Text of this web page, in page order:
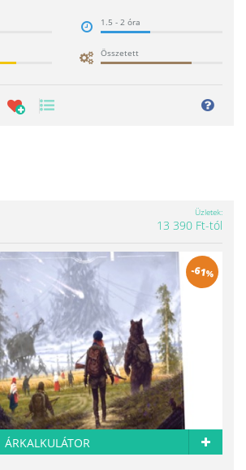
1.5 - 2 óra
Összetett
Üzletek
13 390 Ft-tól
-61%
ÁRKALKULÁTOR